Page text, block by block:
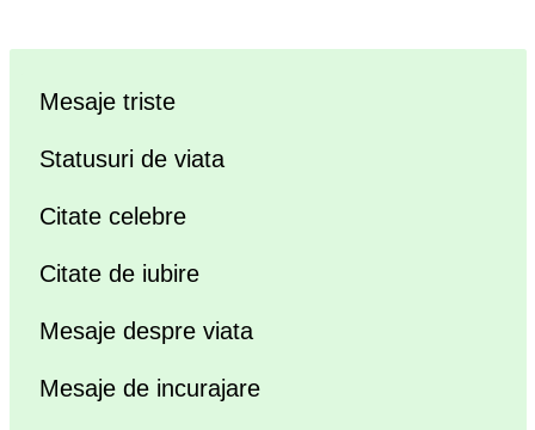
Mesaje triste
Statusuri de viata
Citate celebre
Citate de iubire
Mesaje despre viata
Mesaje de incurajare